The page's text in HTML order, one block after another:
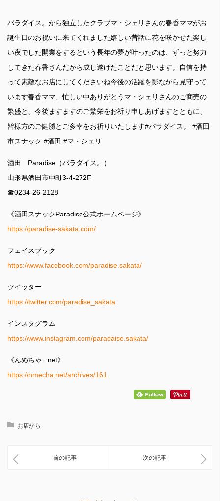
パラダイス。から独立したクラブマ・シェリさんの春香ママがお
誕生日のお祝いに来てくれました嬉しい昔話に花を咲かせた楽し
い夜でした開業をするという長年の夢が叶ったのは、ずっと努力
してきた春香さんだから成し遂げたことだと思います。自信を持
って素敵なお店にしてくださいね今後の活躍を影ながら見守って
います春香ママ、忙しい中ありがとうマ・シェリさんのご商売の
繁盛と、今後ますますのご繁栄をお祈り申しあげますとともに、
皆様方のご健勝とご多幸をお祈りいたします#パラダイス。 #酒田
市スナック #酒田 #マ・シェリ
酒田 Paradise（パラダイス。）
山形県酒田市中町3-4-272F
☎︎0234-26-2128
《酒田スナックParadise公式ホームページ》
https://paradise-sakata.com/
フェイスブック
https://www.facebook.com/paradise.sakata/
ツイッター
https://twitter.com/paradise_sakata
インスタグラム
https://www.instagram.com/paradaise.sakata/
《んめちゃ . net》
https://nmecha.net/archives/161
お店から
前の記事 次の記事